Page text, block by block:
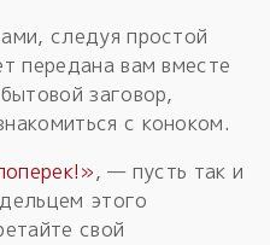
следуя простой
передана вам вместе
заговор,
с коноком.
, — пусть так и
этого
свой